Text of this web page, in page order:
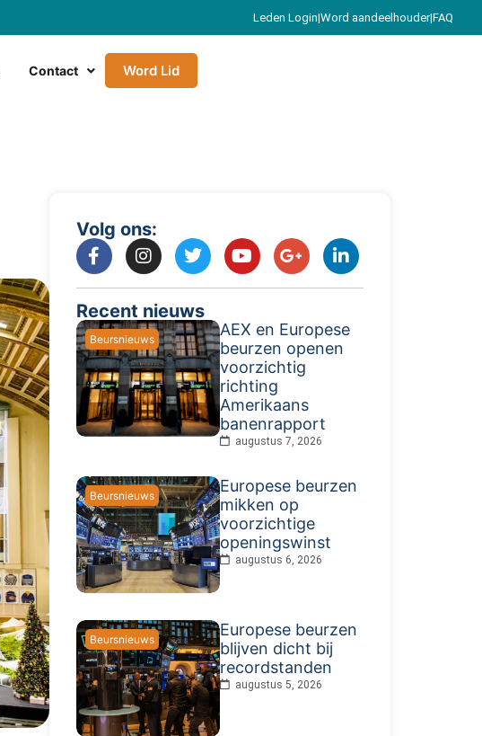
Leden Login|Word aandeelhouder|FAQ
Contact Word Lid
Volg ons:
Recent nieuws
Beursnieuws
AEX en Europese
beurzen openen
voorzichtig
richting
Amerikaans
banenrapport
augustus 7, 2026
Beursnieuws
Europese beurzen
mikken op
voorzichtige
openingswinst
augustus 6, 2026
Beursnieuws
Europese beurzen
blijven dicht bij
recordstanden
augustus 5, 2026